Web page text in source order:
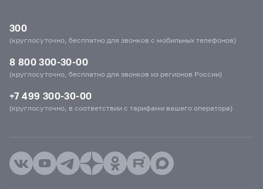
300
(круглосуточно, бесплатно для звонков с мобильных телефонов)
8 800 300-30-00
(круглосуточно, бесплатно для звонков из регионов России)
+7 499 300-30-00
(круглосуточно, в соответствии с тарифами вашего оператора)